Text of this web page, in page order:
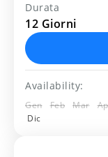
ITINERARIO
ARAL
Muynak -
Uzbekistan
Medium
Durata
12 Giorni
Availability:
Gen Feb Mar
Dic